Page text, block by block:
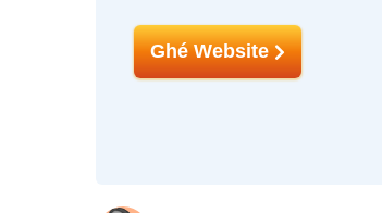
Ghé Website